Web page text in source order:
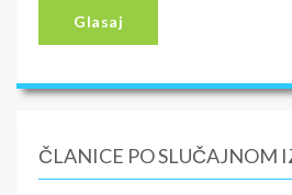
Glasaj
ČLANICE PO SLUČAJNOM